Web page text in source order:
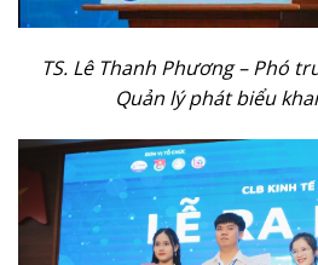
TS. Lê Thanh Phương – Phó
Quản lý phát biểu